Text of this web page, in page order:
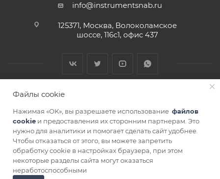
В КОРЗИНУ
info@instrumentsnab.ru
125371, Москва, Волоколамское
шоссе, 116с1, офис 437
СОГЛАСИЕ НА ОБРАБОТКУ ПЕРСОНАЛЬНЫХ ДАННЫХ
Файлы cookie
Нажимая «OK», вы разрешаете использование файлов
cookie и предоставления их сторонним партнерам. Это
нужно для аналитики и помогает сделать сайт удобнее.
Чтобы отказаться от этого, вы можете запретить
обработку cookie в настройках браузера, при этом
некоторые разделы сайта могут оказаться
неработоспособными